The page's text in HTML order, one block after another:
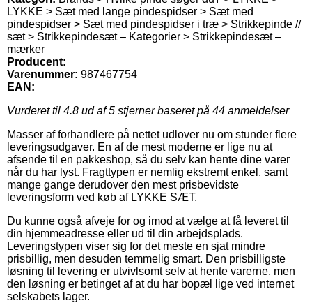
LYKKE > Sæt med lange pindespidser > Sæt med
pindespidser > Sæt med pindespidser i træ > Strikkepinde //
sæt > Strikkepindesæt – Kategorier > Strikkepindesæt –
mærker
Producent:
Varenummer: 987467754
EAN:
Vurderet til 4.8 ud af 5 stjerner baseret på 44 anmeldelser
Masser af forhandlere på nettet udlover nu om stunder flere
leveringsudgaver. En af de mest moderne er lige nu at
afsende til en pakkeshop, så du selv kan hente dine varer
når du har lyst. Fragttypen er nemlig ekstremt enkel, samt
mange gange derudover den mest prisbevidste
leveringsform ved køb af LYKKE SÆT.
Du kunne også afveje for og imod at vælge at få leveret til
din hjemmeadresse eller ud til din arbejdsplads.
Leveringstypen viser sig for det meste en sjat mindre
prisbillig, men desuden temmelig smart. Den prisbilligste
løsning til levering er utvivlsomt selv at hente varerne, men
den løsning er betinget af at du har bopæl lige ved internet
selskabets lager.